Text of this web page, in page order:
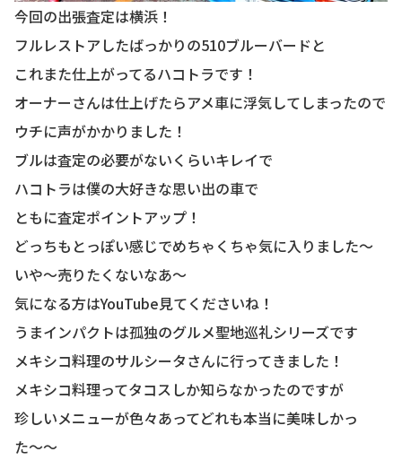
今回の出張査定は横浜！
フルレストアしたばっかりの510ブルーバードと
これまた仕上がってるハコトラです！
オーナーさんは仕上げたらアメ車に浮気してしまったので
ウチに声がかかりました！
ブルは査定の必要がないくらいキレイで
ハコトラは僕の大好きな思い出の車で
ともに査定ポイントアップ！
どっちもとっぽい感じでめちゃくちゃ気に入りました〜
いや〜売りたくないなあ〜
気になる方はYouTube見てくださいね！
うまインパクトは孤独のグルメ聖地巡礼シリーズです
メキシコ料理のサルシータさんに行ってきました！
メキシコ料理ってタコスしか知らなかったのですが
珍しいメニューが色々あってどれも本当に美味しかっ
た〜〜